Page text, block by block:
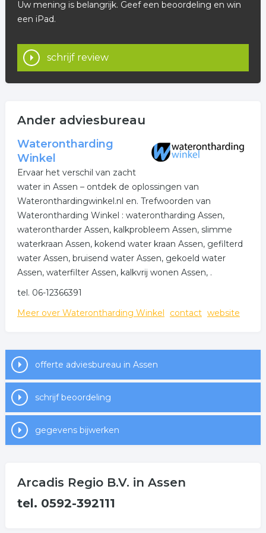
Uw mening is belangrijk. Geef een beoordeling en win
een iPad.
schrijf review
Ander adviesbureau
Waterontharding
Winkel
Ervaar het verschil van zacht
water in Assen – ontdek de oplossingen van
Wateronthardingwinkel.nl en. Trefwoorden van
Waterontharding Winkel : waterontharding Assen,
waterontharder Assen, kalkprobleem Assen, slimme
waterkraan Assen, kokend water kraan Assen, gefilterd
water Assen, bruisend water Assen, gekoeld water
Assen, waterfilter Assen, kalkvrij wonen Assen, .
tel. 06-12366391
Meer over Waterontharding Winkel
contact website
offerte adviesbureau in Assen
schrijf beoordeling
gegevens bijwerken
Arcadis Regio B.V. in Assen
tel. 0592-392111